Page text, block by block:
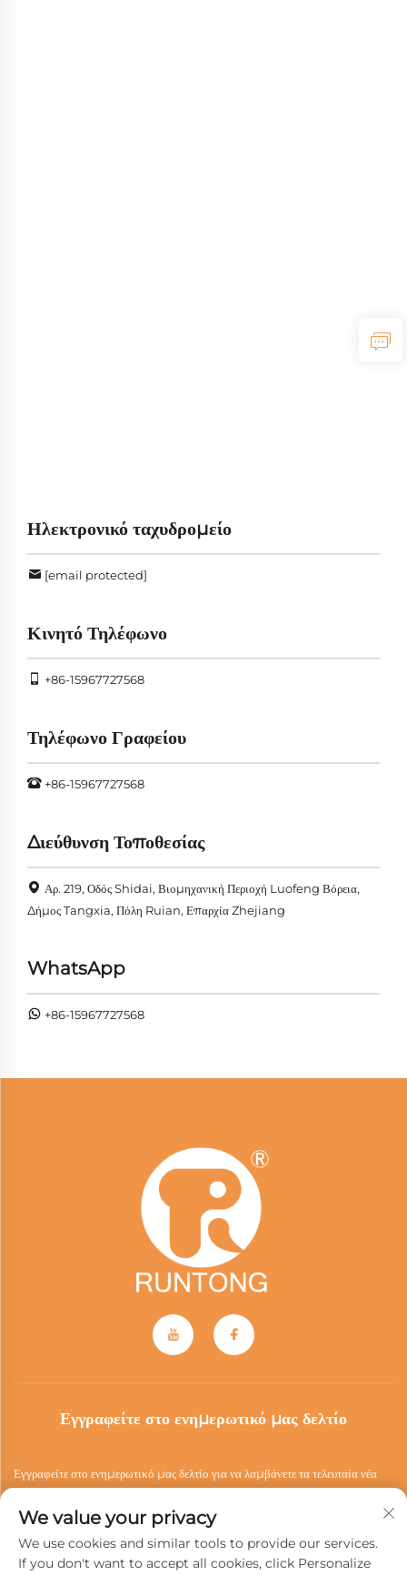
Ηλεκτρονικό ταχυδρομείο
[email protected]
Κινητό Τηλέφωνο
+86-15967727568
Τηλέφωνο Γραφείου
+86-15967727568
Διεύθυνση Τοποθεσίας
Αρ. 219, Οδός Shidai, Βιομηχανική Περιοχή Luofeng Βόρεια,
Δήμος Tangxia, Πόλη Ruian, Επαρχία Zhejiang
WhatsApp
+86-15967727568
Εγγραφείτε στο ενημερωτικό μας δελτίο
Εγγραφείτε στο ενημερωτικό μας δελτίο για να λαμβάνετε τα τελευταία νέα
Εγγραφή
We value your privacy
We use cookies and similar tools to provide our services.
If you don't want to accept all cookies, click Personalize